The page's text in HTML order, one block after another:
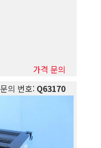
가격 문의
문의 번호:Q63170